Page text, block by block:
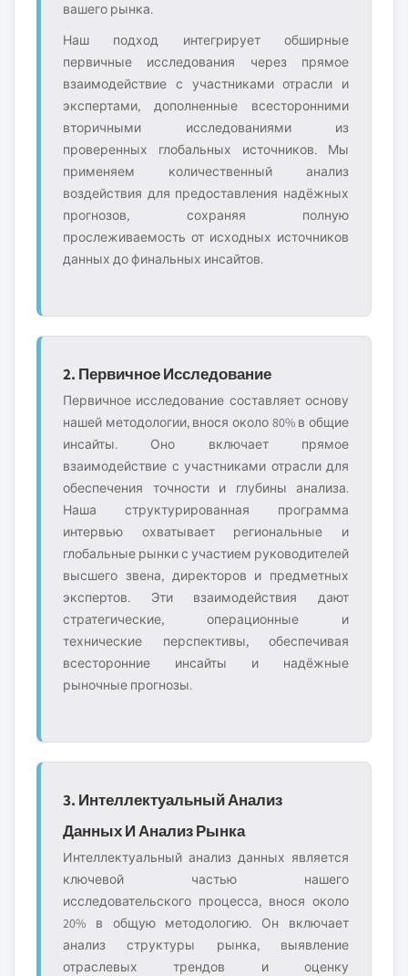
вашего рынка.
Наш подход интегрирует обширные
первичные исследования через прямое
взаимодействие с участниками отрасли и
экспертами, дополненные всесторонними
вторичными исследованиями из
проверенных глобальных источников. Мы
применяем количественный анализ
воздействия для предоставления надёжных
прогнозов, сохраняя полную
прослеживаемость от исходных источников
данных до финальных инсайтов.
2. Первичное Исследование
Первичное исследование составляет основу
нашей методологии, внося около 80% в общие
инсайты. Оно включает прямое
взаимодействие с участниками отрасли для
обеспечения точности и глубины анализа.
Наша структурированная программа
интервью охватывает региональные и
глобальные рынки с участием руководителей
высшего звена, директоров и предметных
экспертов. Эти взаимодействия дают
стратегические, операционные и
технические перспективы, обеспечивая
всесторонние инсайты и надёжные
рыночные прогнозы.
3. Интеллектуальный Анализ
Данных И Анализ Рынка
Интеллектуальный анализ данных является
ключевой частью нашего
исследовательского процесса, внося около
20% в общую методологию. Он включает
анализ структуры рынка, выявление
отраслевых трендов и оценку